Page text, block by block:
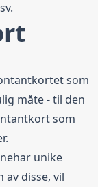
som
måte - til den
som
unike
av disse, vil